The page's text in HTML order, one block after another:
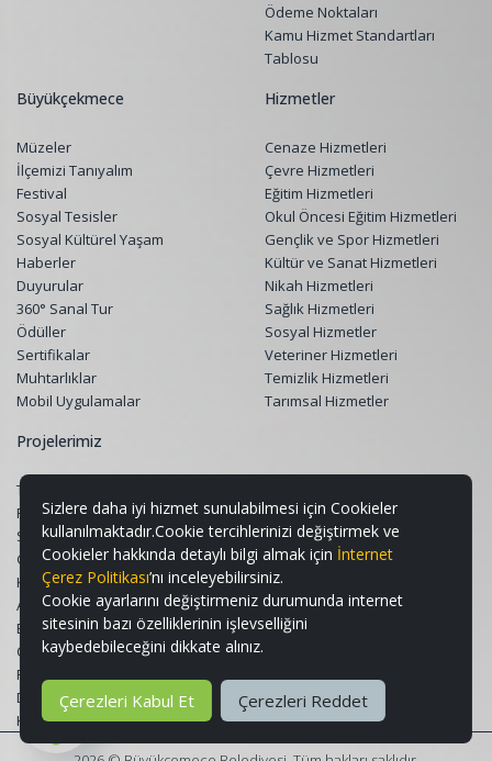
Ödeme Noktaları
Kamu Hizmet Standartları
Tablosu
Büyükçekmece
Müzeler
İlçemizi Tanıyalım
Festival
Sosyal Tesisler
Sosyal Kültürel Yaşam
Haberler
Duyurular
360° Sanal Tur
Ödüller
Sertifikalar
Muhtarlıklar
Mobil Uygulamalar
Hizmetler
Cenaze Hizmetleri
Çevre Hizmetleri
Eğitim Hizmetleri
Okul Öncesi Eğitim Hizmetleri
Gençlik ve Spor Hizmetleri
Kültür ve Sanat Hizmetleri
Nikah Hizmetleri
Sağlık Hizmetleri
Sosyal Hizmetler
Veteriner Hizmetleri
Temizlik Hizmetleri
Tarımsal Hizmetler
Projelerimiz
Tüm Projeler
Restorasyon Projeleri
Sosyal Belediyecilik Projeleri
Gençlik ve Spor Projeleri
Kültür & Sanat ve Turizm Projeleri
Altyapı ve Üstyapı Projeleri
Eğitim Destek Projeleri
Çevre, Peyzaj ve Geri Dönüşüm
Projeleri
Dijital Projeler
Kırsal Kalkınma Projeleri
Sizlere daha iyi hizmet sunulabilmesi için Cookieler
kullanılmaktadır.Cookie tercihlerinizi değiştirmek ve
Cookieler hakkında detaylı bilgi almak için İnternet
Çerez Politikası’nı inceleyebilirsiniz.
Cookie ayarlarını değiştirmeniz durumunda internet
sitesinin bazı özelliklerinin işlevselliğini
kaybedebileceğini dikkate alınız.
Çerezleri Kabul Et Çerezleri Reddet